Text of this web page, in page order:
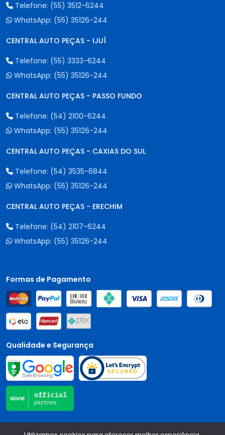
Telefone: (55) 3512-6244
WhatsApp: (55) 35126-244
CENTRAL AUTO PEÇAS - IJUÍ
Telefone: (55) 3333-6244
WhatsApp: (55) 35126-244
CENTRAL AUTO PEÇAS - PASSO FUNDO
Telefone: (54) 2100-6244
WhatsApp: (55) 35126-244
CENTRAL AUTO PEÇAS - CAXIAS DO SUL
Telefone: (54) 3535-6844
WhatsApp: (55) 35126-244
CENTRAL AUTO PEÇAS - ERECHIM
Telefone: (54) 2107-6244
WhatsApp: (55) 35126-244
Formas de Pagamento
Qualidade e Segurança
Central Auto Peças - CNPJ: 90.196.999/0001-89 Todos os